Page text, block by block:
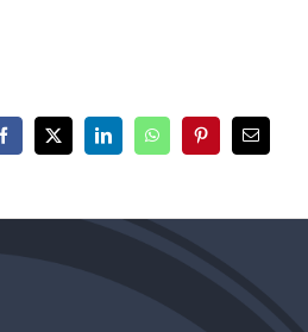
Facebook
X LinkedInWhatsAppPinterest
E-
mail